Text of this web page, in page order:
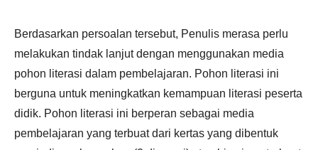
Berdasarkan persoalan tersebut, Penulis merasa perlu
melakukan tindak lanjut dengan menggunakan media
pohon literasi dalam pembelajaran. Pohon literasi ini
berguna untuk meningkatkan kemampuan literasi peserta
didik. Pohon literasi ini berperan sebagai media
pembelajaran yang terbuat dari kertas yang dibentuk